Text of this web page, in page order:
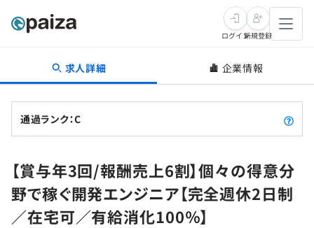
転職・キャリア
転職成功ガイド
転職エージェント
インタビュー
転職成功ガイド
新卒就活
求人検索
本選考
学習
ログイン新規登録
求人詳細 企業情報
通過ランク：C
【賞与年3回/報酬売上6割】個々の得意分
野で稼ぐ開発エンジニア【完全週休2日制
／在宅可／有給消化100％】